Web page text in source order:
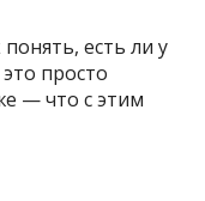
есть ли у
просто
— что с этим